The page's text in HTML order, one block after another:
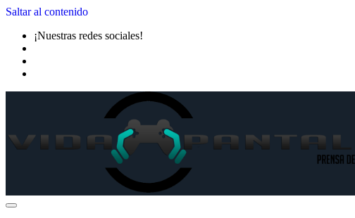
Saltar al contenido
¡Nuestras redes sociales!